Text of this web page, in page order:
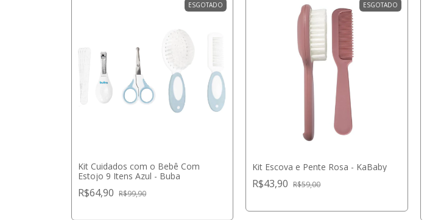
ESGOTADO
Kit Cuidados com o Bebê Com
Estojo 9 Itens Azul - Buba
R$64,90 R$99,90
ESGOTADO
Kit Escova e Pente Rosa - KaBaby
R$43,90 R$59,00